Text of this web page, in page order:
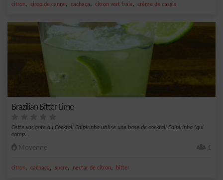
citron, sirop de canne, cachaça, citron vert frais, crème de cassis
Brazilian Bitter Lime
Cette variante du Cocktail Caïpirinha utilise une base de cocktail Caïpirinha (qui
comp...
Moyenne 1
citron, cachaça, sucre, nectar de citron, bitter